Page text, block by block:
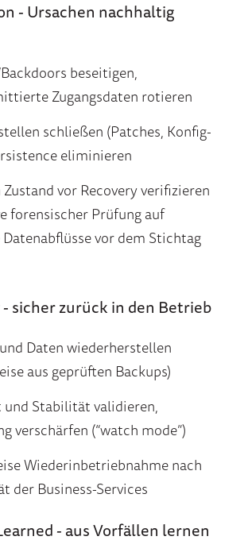
- Ursachen nachhaltig
beseitigen,
Zugangsdaten rotieren
schließen (Patches, Konfig-
eliminieren
Zustand vor Recovery verifizieren
forensischer Prüfung auf
vor dem Stichtag
- sicher zurück in den Betrieb
Daten wiederherstellen
aus geprüften Backups)
Stabilität validieren,
verschärfen (“watch mode”)
Wiederinbetriebnahme nach
der Business-Services
- aus Vorfällen lernen